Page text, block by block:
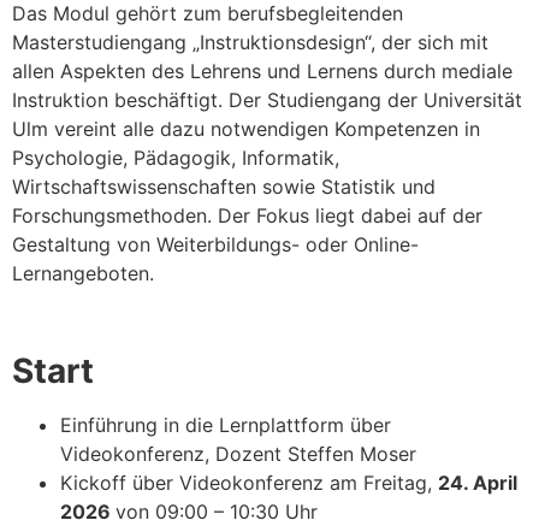
Das Modul gehört zum berufsbegleitenden
Masterstudiengang „Instruktionsdesign“, der sich mit
allen Aspekten des Lehrens und Lernens durch mediale
Instruktion beschäftigt. Der Studiengang der Universität
Ulm vereint alle dazu notwendigen Kompetenzen in
Psychologie, Pädagogik, Informatik,
Wirtschaftswissenschaften sowie Statistik und
Forschungsmethoden. Der Fokus liegt dabei auf der
Gestaltung von Weiterbildungs- oder Online-
Lernangeboten.
Start
Einführung in die Lernplattform über
Videokonferenz, Dozent Steffen Moser
Kickoff über Videokonferenz am Freitag, 24. April
2026 von 09:00 – 10:30 Uhr